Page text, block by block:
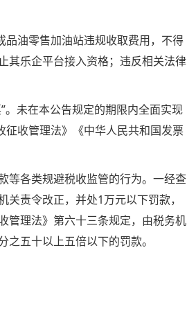
油零售加油站违规收取费用，不得
其乐企平台接入资格；违反相关法律
未在本公告规定的期限内全面实现
征收管理法》《中华人民共和国发票
各类规避税收监管的行为。一经查
责令改正，并处1万元以下罚款，
管理法》第六十三条规定，由税务机
五十以上五倍以下的罚款。